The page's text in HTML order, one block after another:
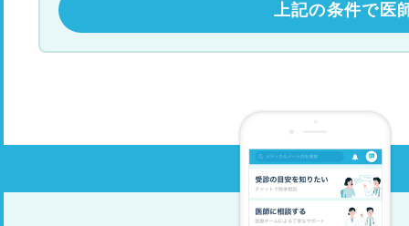
上記の条件で医